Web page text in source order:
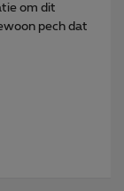
om dit
pech dat